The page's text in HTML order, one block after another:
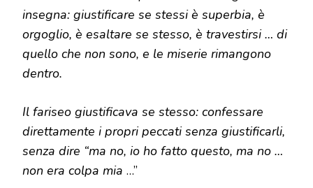
insegna: giustificare se stessi è superbia, è
orgoglio, è esaltare se stesso, è travestirsi … di
quello che non sono, e le miserie rimangono
dentro.
Il fariseo giustificava se stesso: confessare
direttamente i propri peccati senza giustificarli,
senza dire “ma no, io ho fatto questo, ma no …
non era colpa mia …”